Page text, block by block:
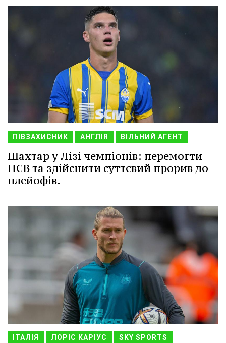
ПІВЗАХИСНИК АНГЛІЯ ВІЛЬНИЙ АГЕНТ
Шахтар у Лізі чемпіонів: перемогти
ПСВ та здійснити суттєвий прорив до
плейофів.
ІТАЛІЯ ЛОРІС КАРІУС SKY SPORTS